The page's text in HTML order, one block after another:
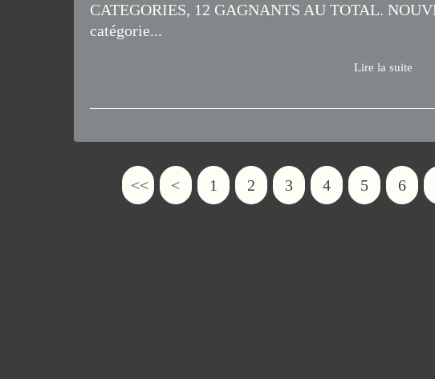
CATEGORIES, 12 GAGNANTS AU TOTAL.
catégorie...
Lire la suite
<< < 1 2 3 4 5 6